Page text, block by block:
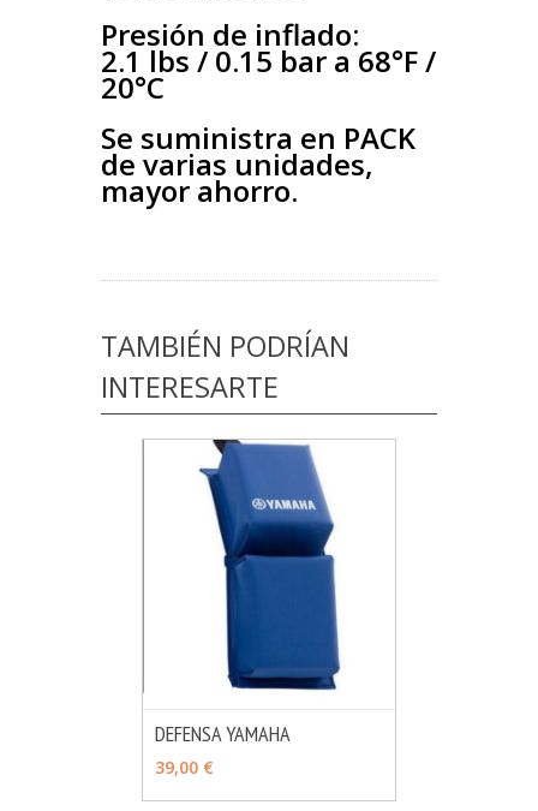
Presión de inflado:
2.1 lbs / 0.15 bar a 68°F /
20°C
Se suministra en PACK
de varias unidades,
mayor ahorro.
TAMBIÉN PODRÍAN
INTERESARTE
DEFENSA YAMAHA
39,00 €